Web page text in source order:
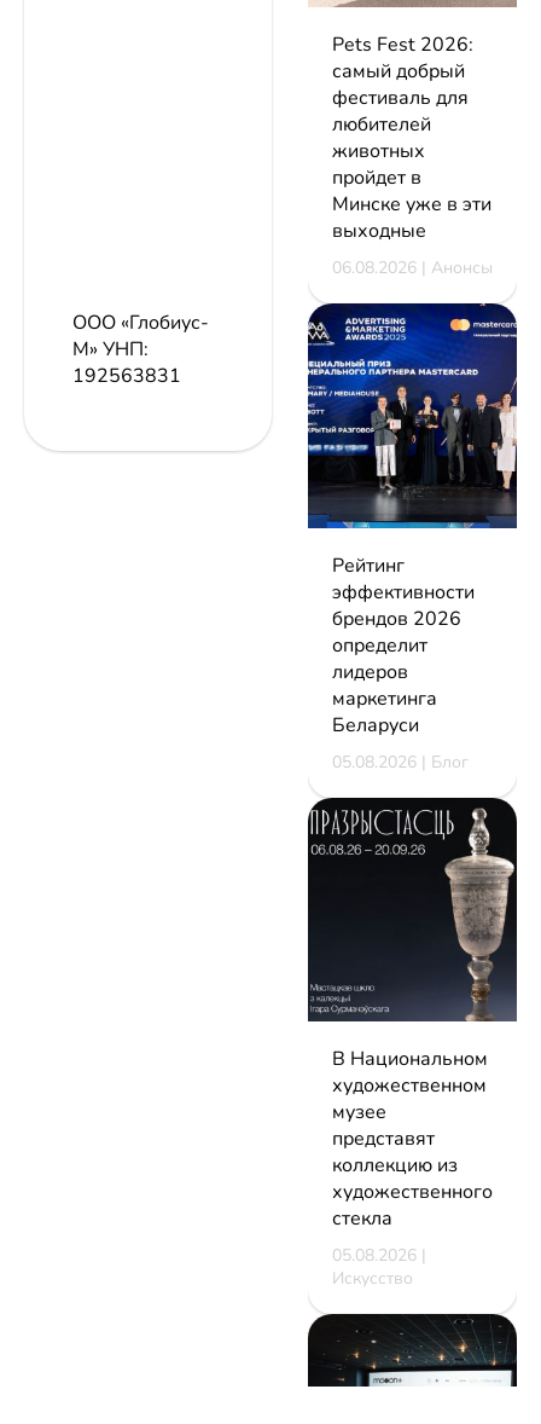
ООО «Глобиус-
М» УНП:
192563831
Pets Fest 2026:
самый добрый
фестиваль для
любителей
животных
пройдет в
Минске уже в эти
выходные
06.08.2026 | Анонсы
Рейтинг
эффективности
брендов 2026
определит
лидеров
маркетинга
Беларуси
05.08.2026 | Блог
В Национальном
художественном
музее
представят
коллекцию из
художественного
стекла
05.08.2026 |
Искусство